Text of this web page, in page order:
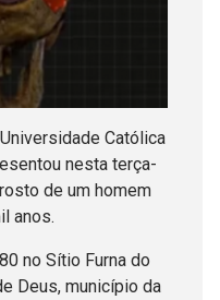
Católica
nesta terça-
de um homem
anos.
no Sítio Furna do
Deus, município da